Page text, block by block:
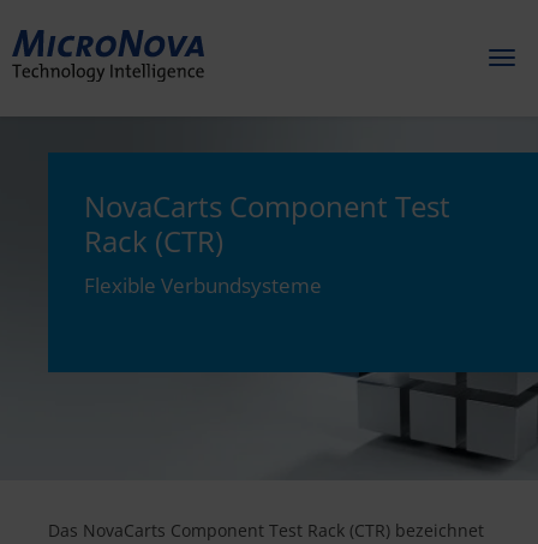
NovaCarts Component Test
Rack (CTR)
Flexible Verbundsysteme
Das NovaCarts Component Test Rack (CTR) bezeichnet